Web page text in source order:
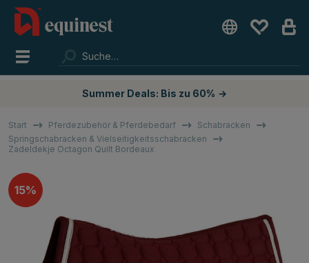
Summer Deals: Bis zu 60% →
Start Pferdezubehör & Pferdebedarf
Schabracken
Springschabracken & Vielseitigkeitsschabracken
Zadeldekje Octagon Quilt Bordeaux
15%